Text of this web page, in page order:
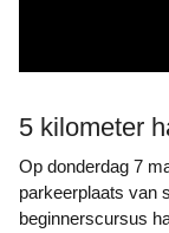
5 kilometer
Op donderdag 7 maart start er om 19.30 uur vanaf de
parkeerplaats van
beginnerscursus